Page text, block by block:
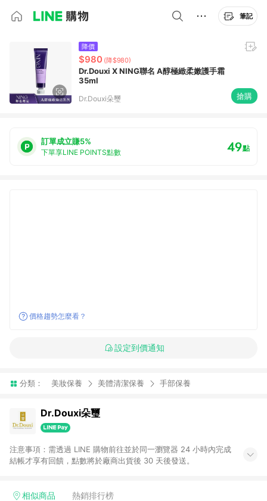
筆記
降價
$980 (降$980)
Dr.Douxi X NING聯名 A醇極緻柔嫩護手霜
35ml
Dr.Douxi朵璽 搶購
訂單成立賺5%
下單享LINE POINTS點數 49點
價格趨勢怎麼看？
設定到價通知
分類： 美妝保養 美體清潔保養 手部保養
Dr.Douxi朵璽
注意事項：需透過 LINE 購物前往並於同一瀏覽器 24 小時內完成
結帳才享有回饋，點數將於廠商出貨後 30 天後發送。
相似商品 熱銷排行榜